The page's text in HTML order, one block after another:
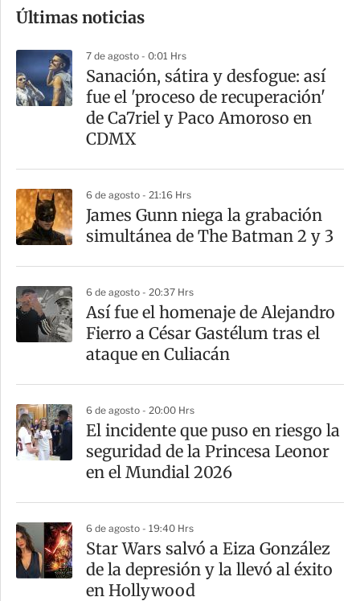
m
a
r
t
Últimas noticias
7 de agosto - 0:01 Hrs
Sanación, sátira y desfogue: así
fue el 'proceso de recuperación'
de Ca7riel y Paco Amoroso en
CDMX
6 de agosto - 21:16 Hrs
James Gunn niega la grabación
simultánea de The Batman 2 y 3
6 de agosto - 20:37 Hrs
Así fue el homenaje de Alejandro
Fierro a César Gastélum tras el
ataque en Culiacán
6 de agosto - 20:00 Hrs
El incidente que puso en riesgo la
seguridad de la Princesa Leonor
en el Mundial 2026
6 de agosto - 19:40 Hrs
Star Wars salvó a Eiza González
de la depresión y la llevó al éxito
en Hollywood